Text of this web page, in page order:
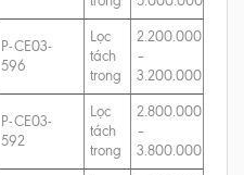
P-CE03-
596
Lọc
tách
trong
2.200.000
–
3.200.000
P-CE03-
592
Lọc
tách
trong
2.800.000
–
3.800.000